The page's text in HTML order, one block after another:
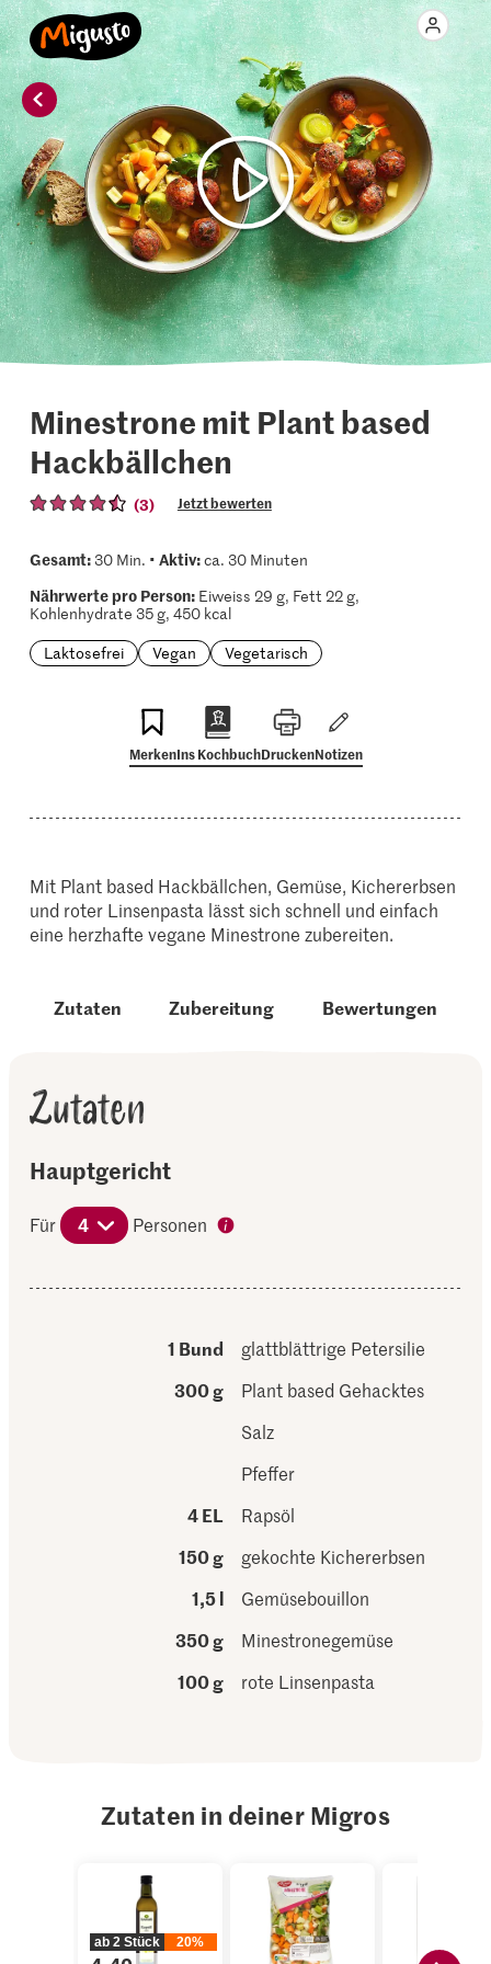
Minestrone mit Plant based
Hackbällchen
(3) Jetzt bewerten
Gesamt:30 Min. • Aktiv:ca. 30 Minuten
Nährwerte pro Person:Eiweiss 29 g, Fett 22 g,
Kohlenhydrate 35 g, 450 kcal
Laktosefrei
Vegan Vegetarisch
MerkenIns KochbuchDruckenNotizen
Mit Plant based Hackbällchen, Gemüse, Kichererbsen
und roter Linsenpasta lässt sich schnell und einfach
eine herzhafte vegane Minestrone zubereiten.
Zutaten Zubereitung Bewertungen
Zutaten
Hauptgericht
Für 4 Personen
1 Bund
glattblättrige Petersilie
300 g
Plant based Gehacktes
Salz
Pfeffer
4 EL
Rapsöl
150 g
gekochte Kichererbsen
1,5 l
Gemüsebouillon
350 g
Minestronegemüse
100 g
rote Linsenpasta
Zutaten in deiner Migros
ab 2 Stück 20%